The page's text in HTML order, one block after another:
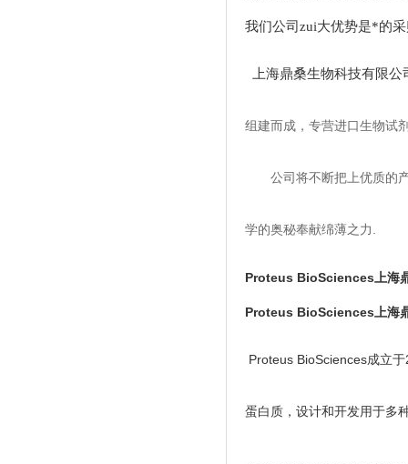
我们公司zui大优势是*的
上海鼎桑生物科技有限公
组建而成，专营进口生物试
公司将不断把上优质的
学的奥秘奉献绵薄之力.
Proteus BioSciences上海
Proteus BioSciences上海
Proteus BioSciences成立
蛋白质，设计和开发用于多